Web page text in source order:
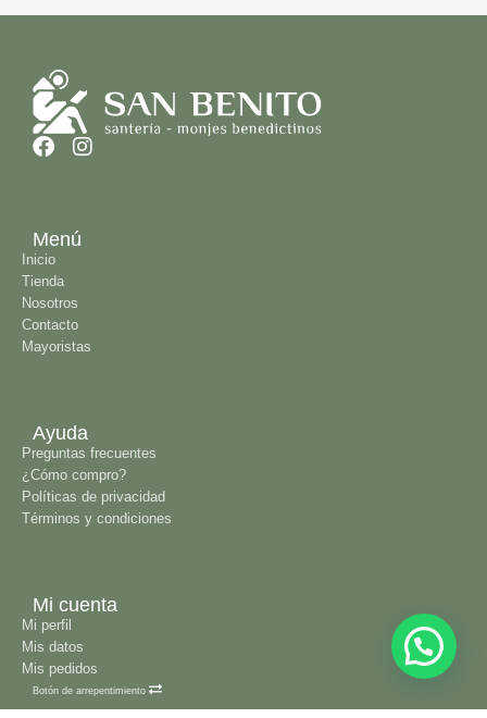
Menú
Inicio
Tienda
Nosotros
Contacto
Mayoristas
Ayuda
Preguntas frecuentes
¿Cómo compro?
Políticas de privacidad
Términos y condiciones
Mi cuenta
Mi perfil
Mis datos
Mis pedidos
Botón de arrepentimiento